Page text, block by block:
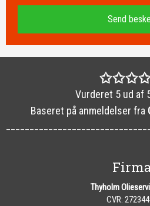
​Vurderet 5 ud af
Baseret på anmeldelser fra
Thyholm
CVR: